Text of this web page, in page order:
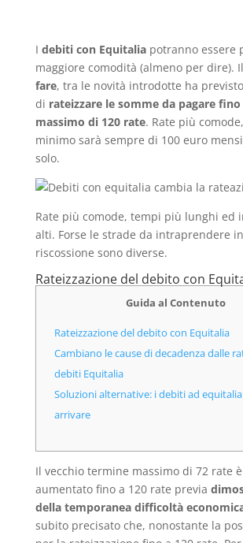
I debiti con Equitaliapotranno essere
maggiore comodità (almeno per dire). Il
fare, tra le novità introdotte ha
di rateizzare le somme da pagare
massimo di 120 rate. Rate più
minimo sarà sempre di 100 euro
solo.
Rate più comode, tempi più lunghi ed
alti. Forse le strade da intraprendere
riscossione sono diverse.
Rateizzazione del debito con
Guida al Contenuto
Rateizzazione del debito con Equitalia
Cambiano le cause di decadenza dalle
debiti Equitalia
Soluzioni alternative: i debiti ad
arrivare
Il vecchio termine massimo di 72 rate
aumentato fino a 120 rate previa
della temporanea difficoltà
subito precisato che, nonostante la